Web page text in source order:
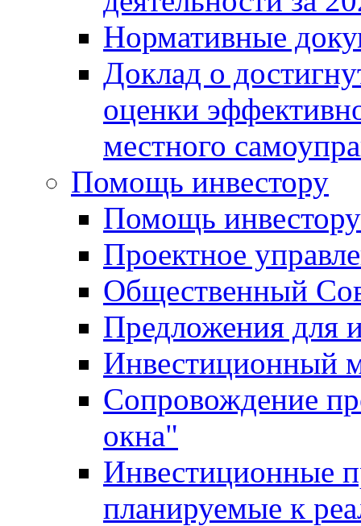
Нормативные
Доклад о
оценки
местного
Помощь инвестору
Помощь инвестору
Проектное
Общественный
Предложения для
Инвестиционный
Сопровождение
окна"
Инвестиционные
планируемые к